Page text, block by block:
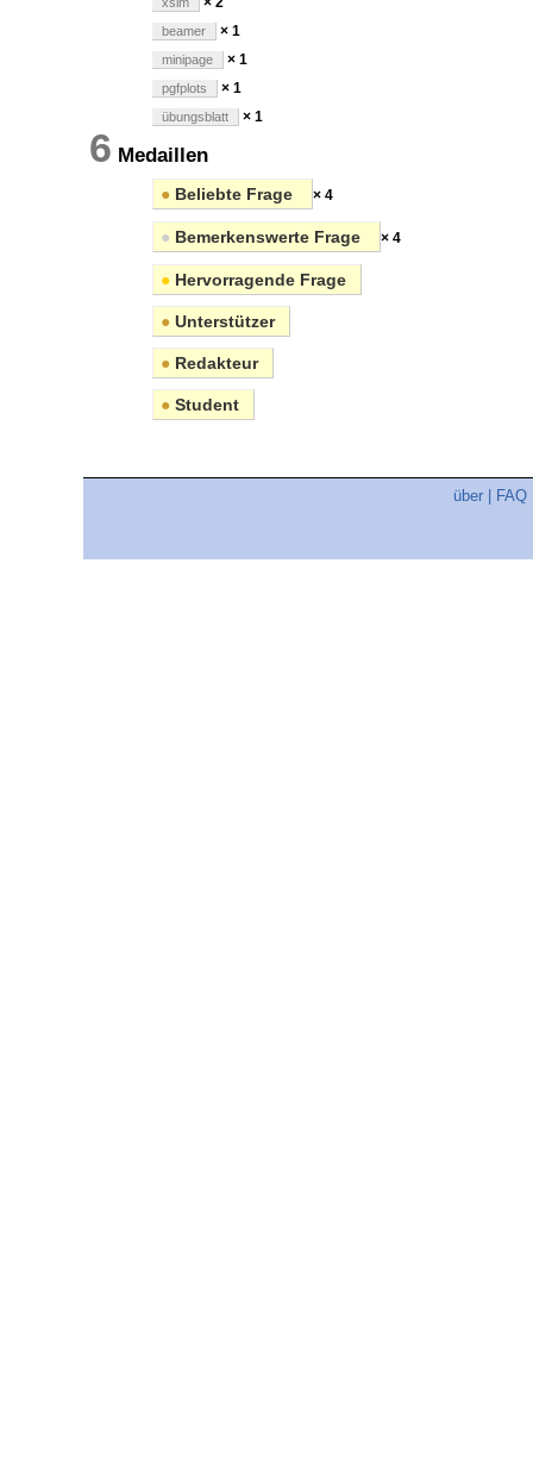
beamer × 1
minipage × 1
pgfplots × 1
übungsblatt × 1
6 Medaillen
● Beliebte Frage × 4
● Bemerkenswerte Frage × 4
● Hervorragende Frage
● Unterstützer
● Redakteur
● Student
über FAQ